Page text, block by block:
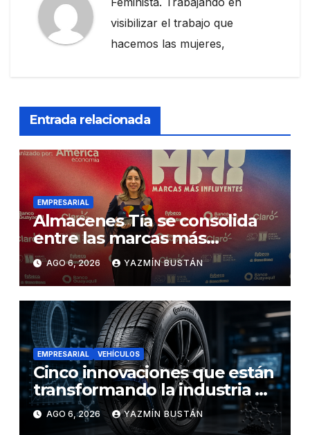
visibilizar el trabajo que
hacemos las mujeres,
Entrada relacionada
EMPRESARIAL
Almacenes Tía se consolida
entre las marcas más
influyentes del Ecuador
AGO 6, 2026 YAZMÍN BUSTÁN
EMPRESARIAL VEHÍCULOS
Cinco innovaciones que están
transformando la industria de
los neumáticos y redefinen el
futuro de la movilidad
AGO 6, 2026 YAZMÍN BUSTÁN